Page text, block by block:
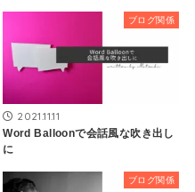
ブログ関係
2021.11.11
Word Balloonで会話風な吹き出し
に
ブログ関係